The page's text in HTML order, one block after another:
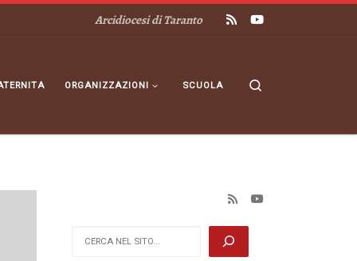
Arcidiocesi di Taranto
ORGANIZZAZIONI SCUOLA